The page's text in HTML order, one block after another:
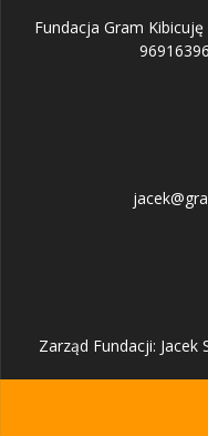
Fundacja Gram
Zarząd Fundacji: